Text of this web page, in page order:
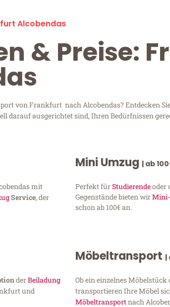
Alcobendas
& Preise:
von Frankfurt nach Alcobendas? Entdecken
darauf ausgerichtet sind, Ihren Bedürfnissen
mit
Service, der
Mini Umzug | ab
Perfekt fürStudierendeoder
Gegenstände bieten wir
schon ab 100€ an.
derBeiladung
und
Möbeltransport |
Ob ein einzelnes
transportieren Ihre Möbel
Möbeltransportnach